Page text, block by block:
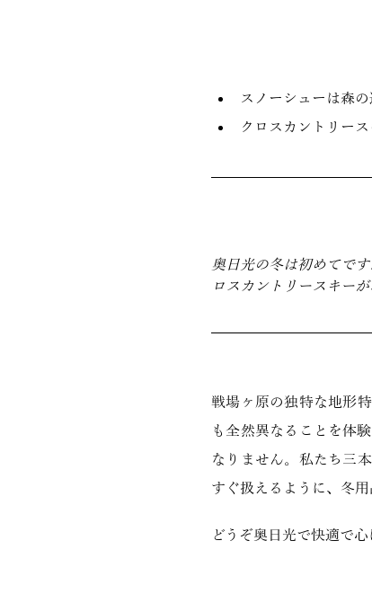
スノーシューは森
クロスカントリー
奥日光の冬は初めてで
ロスカントリースキーが
戦場ヶ原の独特な地形
も全然異なることを体
なりません。私たち三
すぐ扱えるように、冬用
どうぞ奥日光で快適で